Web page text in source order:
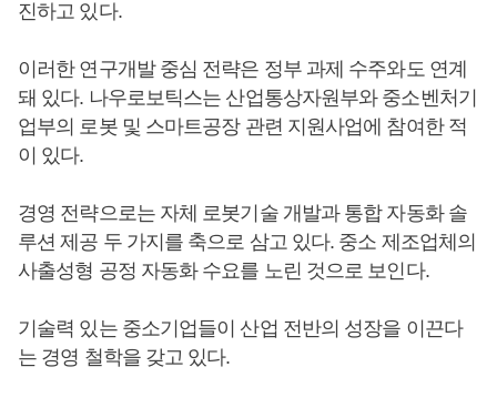
진하고 있다.
이러한 연구개발 중심 전략은 정부 과제 수주와도 연계
돼 있다. 나우로보틱스는 산업통상자원부와 중소벤처기
업부의 로봇 및 스마트공장 관련 지원사업에 참여한 적
이 있다.
경영 전략으로는 자체 로봇기술 개발과 통합 자동화 솔
루션 제공 두 가지를 축으로 삼고 있다. 중소 제조업체의
사출성형 공정 자동화 수요를 노린 것으로 보인다.
기술력 있는 중소기업들이 산업 전반의 성장을 이끈다
는 경영 철학을 갖고 있다.